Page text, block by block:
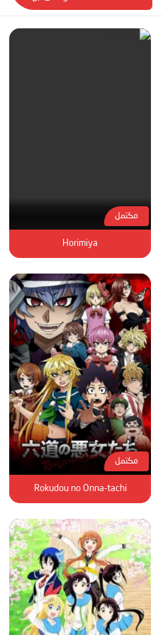
مكتمل
Horimiya
مكتمل
Rokudou no Onna-tachi